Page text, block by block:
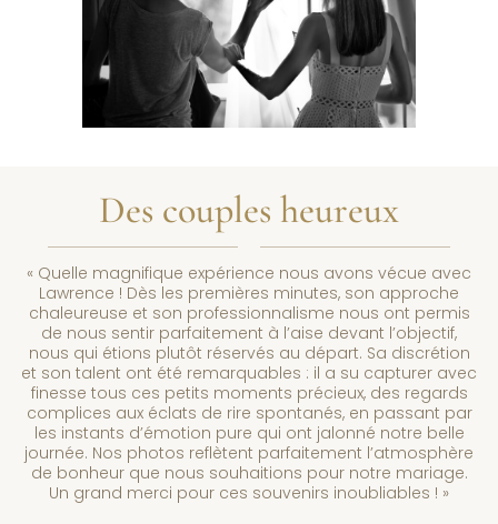
Des couples heureux
« Quelle magnifique expérience nous avons vécue avec
Lawrence ! Dès les premières minutes, son approche
chaleureuse et son professionnalisme nous ont permis
de nous sentir parfaitement à l’aise devant l’objectif,
nous qui étions plutôt réservés au départ. Sa discrétion
et son talent ont été remarquables : il a su capturer avec
finesse tous ces petits moments précieux, des regards
complices aux éclats de rire spontanés, en passant par
les instants d’émotion pure qui ont jalonné notre belle
journée. Nos photos reflètent parfaitement l’atmosphère
de bonheur que nous souhaitions pour notre mariage.
Un grand merci pour ces souvenirs inoubliables ! »